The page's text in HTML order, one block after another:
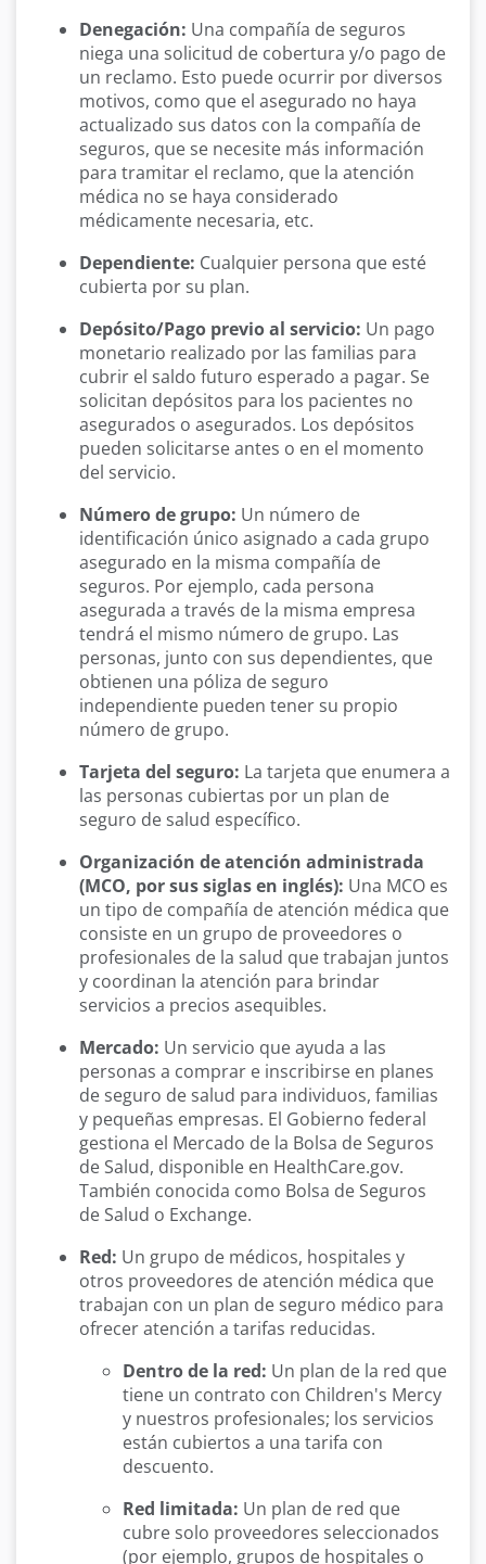
Denegación: Una compañía de seguros
niega una solicitud de cobertura y/o pago de
un reclamo. Esto puede ocurrir por diversos
motivos, como que el asegurado no haya
actualizado sus datos con la compañía de
seguros, que se necesite más información
para tramitar el reclamo, que la atención
médica no se haya considerado
médicamente necesaria, etc.
Dependiente: Cualquier persona que esté
cubierta por su plan.
Depósito/Pago previo al servicio: Un pago
monetario realizado por las familias para
cubrir el saldo futuro esperado a pagar. Se
solicitan depósitos para los pacientes no
asegurados o asegurados. Los depósitos
pueden solicitarse antes o en el momento
del servicio.
Número de grupo: Un número de
identificación único asignado a cada grupo
asegurado en la misma compañía de
seguros. Por ejemplo, cada persona
asegurada a través de la misma empresa
tendrá el mismo número de grupo. Las
personas, junto con sus dependientes, que
obtienen una póliza de seguro
independiente pueden tener su propio
número de grupo.
Tarjeta del seguro: La tarjeta que enumera a
las personas cubiertas por un plan de
seguro de salud específico.
Organización de atención administrada
(MCO, por sus siglas en inglés): Una MCO es
un tipo de compañía de atención médica que
consiste en un grupo de proveedores o
profesionales de la salud que trabajan juntos
y coordinan la atención para brindar
servicios a precios asequibles.
Mercado: Un servicio que ayuda a las
personas a comprar e inscribirse en planes
de seguro de salud para individuos, familias
y pequeñas empresas. El Gobierno federal
gestiona el Mercado de la Bolsa de Seguros
de Salud, disponible en HealthCare.gov.
También conocida como Bolsa de Seguros
de Salud o Exchange.
Red: Un grupo de médicos, hospitales y
otros proveedores de atención médica que
trabajan con un plan de seguro médico para
ofrecer atención a tarifas reducidas.
Dentro de la red: Un plan de la red que
tiene un contrato con Children's Mercy
y nuestros profesionales; los servicios
están cubiertos a una tarifa con
descuento.
Red limitada: Un plan de red que
cubre solo proveedores seleccionados
(por ejemplo, grupos de hospitales o